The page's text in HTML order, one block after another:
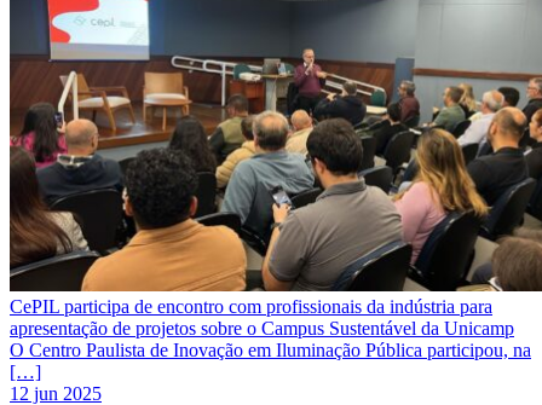
CePIL participa de encontro com profissionais da indústria para
apresentação de projetos sobre o Campus Sustentável da Unicamp
O Centro Paulista de Inovação em Iluminação Pública participou, na
[…]
12 jun 2025